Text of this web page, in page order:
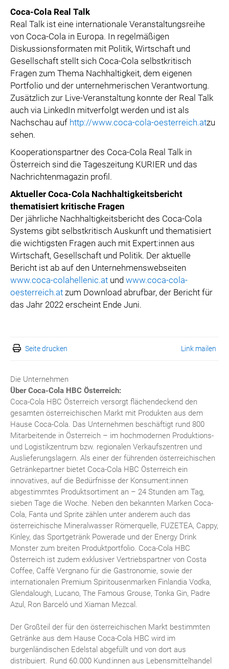
Coca-Cola Real Talk
Real Talk ist eine internationale Veranstaltungsreihe
von Coca-Cola in Europa. In regelmäßigen
Diskussionsformaten mit Politik, Wirtschaft und
Gesellschaft stellt sich Coca-Cola selbstkritisch
Fragen zum Thema Nachhaltigkeit, dem eigenen
Portfolio und der unternehmerischen Verantwortung.
Zusätzlich zur Live-Veranstaltung konnte der Real Talk
auch via LinkedIn mitverfolgt werden und ist als
Nachschau auf http://www.coca-cola-oesterreich.atzu
sehen.
Kooperationspartner des Coca-Cola Real Talk in
Österreich sind die Tageszeitung KURIER und das
Nachrichtenmagazin profil.
Aktueller Coca-Cola Nachhaltigkeitsbericht
thematisiert kritische Fragen
Der jährliche Nachhaltigkeitsbericht des Coca-Cola
Systems gibt selbstkritisch Auskunft und thematisiert
die wichtigsten Fragen auch mit Expert:innen aus
Wirtschaft, Gesellschaft und Politik. Der aktuelle
Bericht ist ab auf den Unternehmenswebseiten
www.coca-colahellenic.at und www.coca-cola-
oesterreich.at zum Download abrufbar, der Bericht für
das Jahr 2022 erscheint Ende Juni.
Seite drucken Link mailen
Die Unternehmen
Über Coca-Cola HBC Österreich:
Coca-Cola HBC Österreich versorgt flächendeckend den
gesamten österreichischen Markt mit Produkten aus dem
Hause Coca-Cola. Das Unternehmen beschäftigt rund 800
Mitarbeitende in Österreich – im hochmodernen Produktions-
und Logistikzentrum bzw. regionalen Verkaufszentren und
Auslieferungslagern. Als einer der führenden österreichischen
Getränkepartner bietet Coca-Cola HBC Österreich ein
innovatives, auf die Bedürfnisse der Konsument:innen
abgestimmtes Produktsortiment an – 24 Stunden am Tag,
sieben Tage die Woche. Neben den bekannten Marken Coca-
Cola, Fanta und Sprite zählen unter anderem auch das
österreichische Mineralwasser Römerquelle, FUZETEA, Cappy,
Kinley, das Sportgetränk Powerade und der Energy Drink
Monster zum breiten Produktportfolio. Coca-Cola HBC
Österreich ist zudem exklusiver Vertriebspartner von Costa
Coffee, Caffè Vergnano für die Gastronomie, sowie der
internationalen Premium Spiritousenmarken Finlandia Vodka,
Glendalough, Lucano, The Famous Grouse, Tonka Gin, Padre
Azul, Ron Barceló und Xiaman Mezcal.
Der Großteil der für den österreichischen Markt bestimmten
Getränke aus dem Hause Coca-Cola HBC wird im
burgenländischen Edelstal abgefüllt und von dort aus
distribuiert. Rund 60.000 Kund:innen aus Lebensmittelhandel